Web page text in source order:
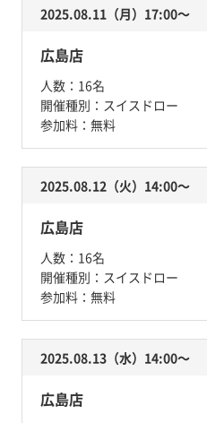
2025.08.11（月）17:00〜
広島店
人数： 16名
開催種別： スイスドロー
参加料： 無料
2025.08.12（火）14:00〜
広島店
人数： 16名
開催種別： スイスドロー
参加料： 無料
2025.08.13（水）14:00〜
広島店